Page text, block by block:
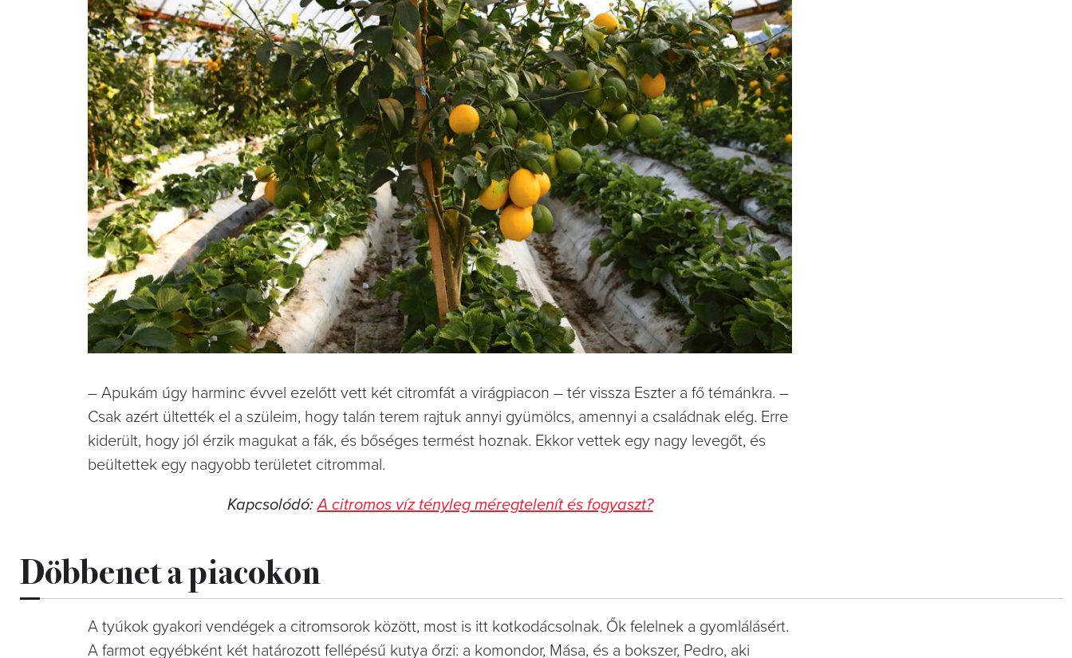
– Apukám úgy harminc évvel ezelőtt vett két citromfát a virágpiacon – tér vissza Eszter a fő témánkra. –
Csak azért ültették el a szüleim,­ hogy talán terem rajtuk annyi gyümölcs, amennyi a családnak elég. Erre
kiderült, hogy jól érzik magukat a fák, és bőséges termést hoznak. Ekkor vettek egy nagy levegőt, és
beültettek egy nagyobb területet citrommal.
Kapcsolódó:A citromos víz tényleg méregtelenít és fogyaszt?
Döbbenet a piacokon
A tyúkok gyakori vendégek a citromsorok között, most is itt kotkodácsolnak. Ők felelnek a gyomlálásért.
A farmot egyébként két határozott fellépésű kutya őrzi: a komondor, Mása, és a bokszer, Pedro, aki